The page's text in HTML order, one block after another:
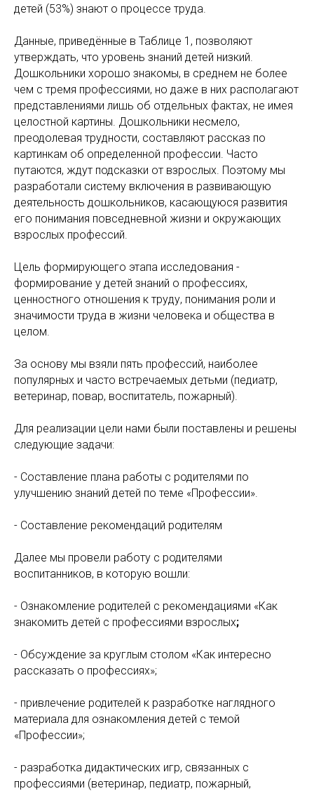
детей (53%) знают о процессе труда.
Данные, приведённые в Таблице 1, позволяют
утверждать, что уровень знаний детей низкий.
Дошкольники хорошо знакомы, в среднем не более
чем с тремя профессиями, но даже в них располагают
представлениями лишь об отдельных фактах, не имея
целостной картины. Дошкольники несмело,
преодолевая трудности, составляют рассказ по
картинкам об определенной профессии. Часто
путаются, ждут подсказки от взрослых. Поэтому мы
разработали систему включения в развивающую
деятельность дошкольников, касающуюся развития
его понимания повседневной жизни и окружающих
взрослых профессий.
Цель формирующего этапа исследования -
формирование у детей знаний о профессиях,
ценностного отношения к труду, понимания роли и
значимости труда в жизни человека и общества в
целом.
За основу мы взяли пять профессий, наиболее
популярных и часто встречаемых детьми (педиатр,
ветеринар, повар, воспитатель, пожарный).
Для реализации цели нами были поставлены и решены
следующие задачи:
- Составление плана работы с родителями по
улучшению знаний детей по теме «Профессии».
- Составление рекомендаций родителям
Далее мы провели работу с родителями
воспитанников, в которую вошли:
- Ознакомление родителей с рекомендациями «Как
знакомить детей с профессиями взрослых;
- Обсуждение за круглым столом «Как интересно
рассказать о профессиях»;
- привлечение родителей к разработке наглядного
материала для ознакомления детей с темой
«Профессии»;
- разработка дидактических игр, связанных с
профессиями (ветеринар, педиатр, пожарный,